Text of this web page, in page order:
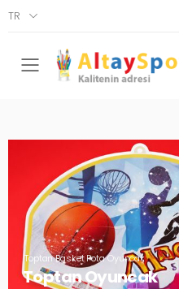
TR
Menü
Toptan Basket Pota Oyuncak
Toptan Oyuncak